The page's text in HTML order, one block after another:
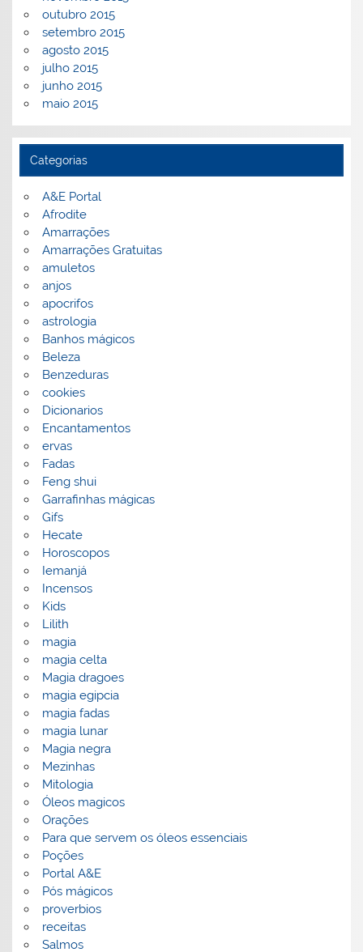
outubro 2015
setembro 2015
agosto 2015
julho 2015
junho 2015
maio 2015
Categorias
A&E Portal
Afrodite
Amarrações
Amarrações Gratuitas
amuletos
anjos
apocrifos
astrologia
Banhos mágicos
Beleza
Benzeduras
cookies
Dicionarios
Encantamentos
ervas
Fadas
Feng shui
Garrafinhas mágicas
Gifs
Hecate
Horoscopos
Iemanjá
Incensos
Kids
Lilith
magia
magia celta
Magia dragoes
magia egipcia
magia fadas
magia lunar
Magia negra
Mezinhas
Mitologia
Óleos magicos
Orações
Para que servem os óleos essenciais
Poções
Portal A&E
Pós mágicos
proverbios
receitas
Salmos